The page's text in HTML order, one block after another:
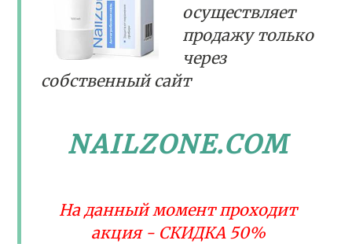
осуществляет
продажу только
через
собственный сайт
NAILZONE.COM
На данный момент проходит
акция - СКИДКА 50%